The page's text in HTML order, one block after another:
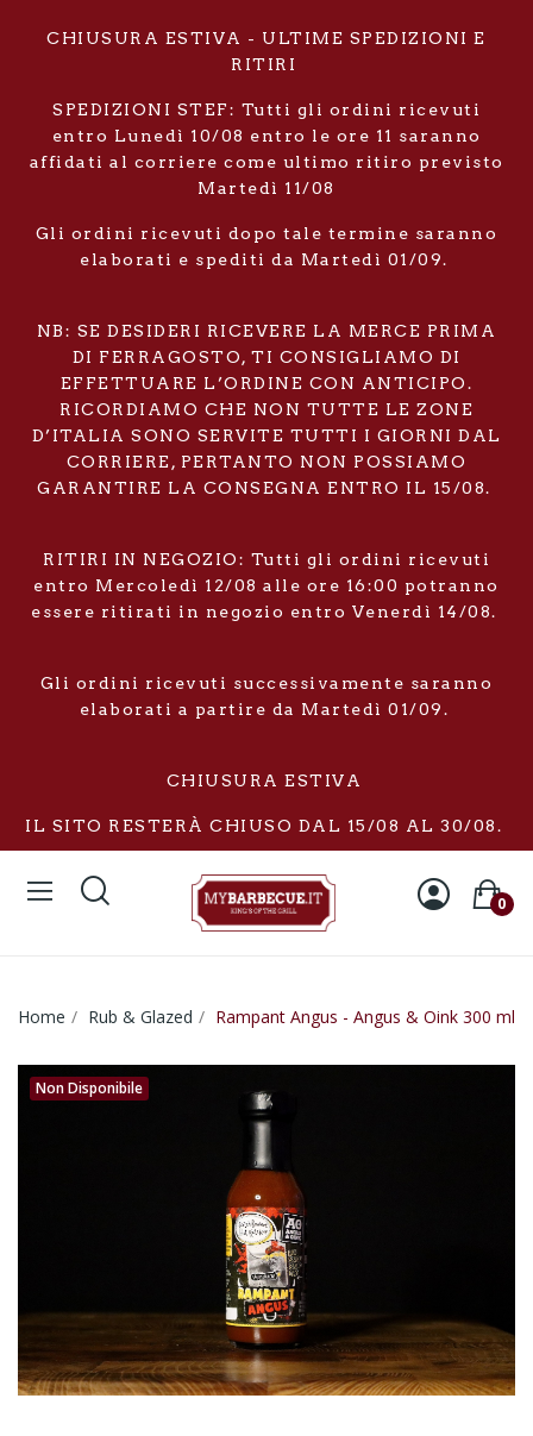
CHIUSURA ESTIVA - ULTIME SPEDIZIONI E
RITIRI
SPEDIZIONI STEF: Tutti gli ordini ricevuti
entro Lunedì 10/08 entro le ore 11 saranno
affidati al corriere come ultimo ritiro previsto
Martedì 11/08
Gli ordini ricevuti dopo tale termine saranno
elaborati e spediti da Martedì 01/09.
NB: SE DESIDERI RICEVERE LA MERCE PRIMA
DI FERRAGOSTO, TI CONSIGLIAMO DI
EFFETTUARE L’ORDINE CON ANTICIPO.
RICORDIAMO CHE NON TUTTE LE ZONE
D’ITALIA SONO SERVITE TUTTI I GIORNI DAL
CORRIERE, PERTANTO NON POSSIAMO
GARANTIRE LA CONSEGNA ENTRO IL 15/08.
RITIRI IN NEGOZIO: Tutti gli ordini ricevuti
entro Mercoledì 12/08 alle ore 16:00 potranno
essere ritirati in negozio entro Venerdì 14/08.
Gli ordini ricevuti successivamente saranno
elaborati a partire da Martedì 01/09.
CHIUSURA ESTIVA
IL SITO RESTERÀ CHIUSO DAL 15/08 AL 30/08.
0
Home Rub & Glazed Rampant Angus - Angus & Oink 300 ml
Non Disponibile